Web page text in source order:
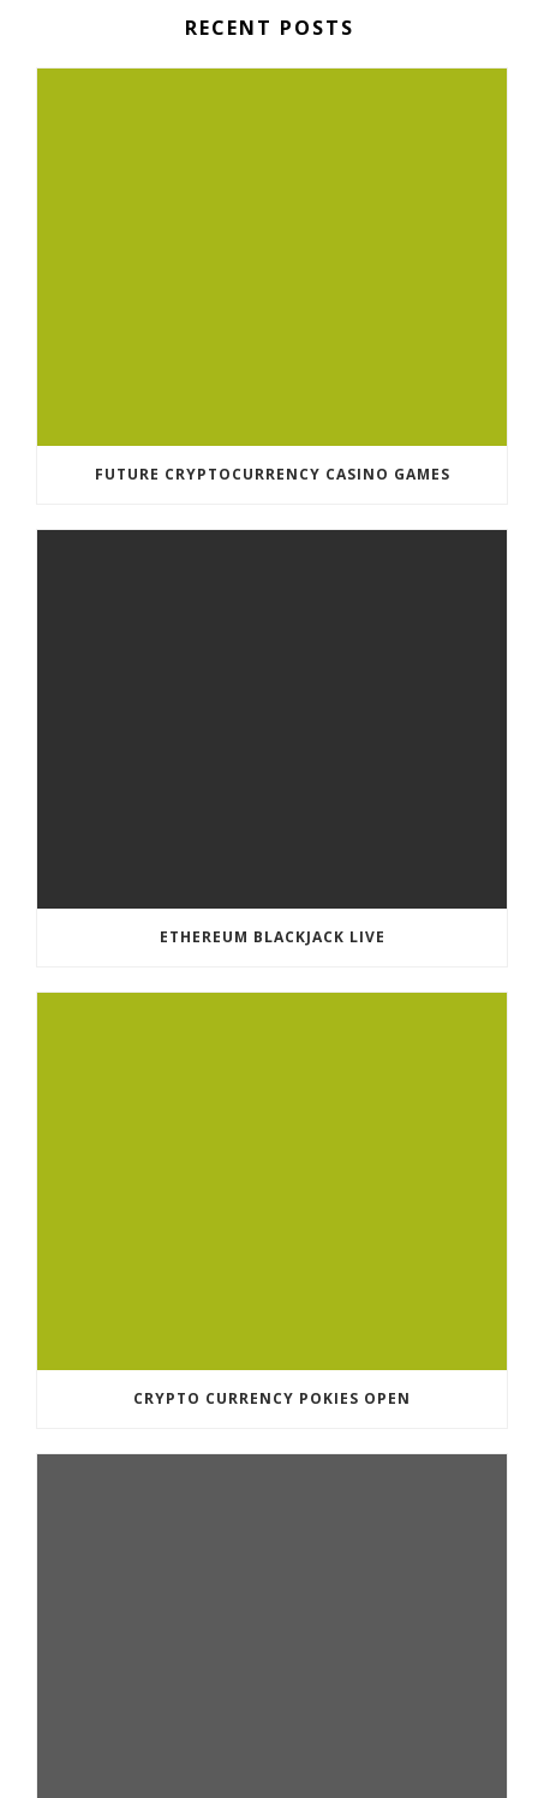
RECENT POSTS
FUTURE CRYPTOCURRENCY CASINO GAMES
ETHEREUM BLACKJACK LIVE
CRYPTO CURRENCY POKIES OPEN